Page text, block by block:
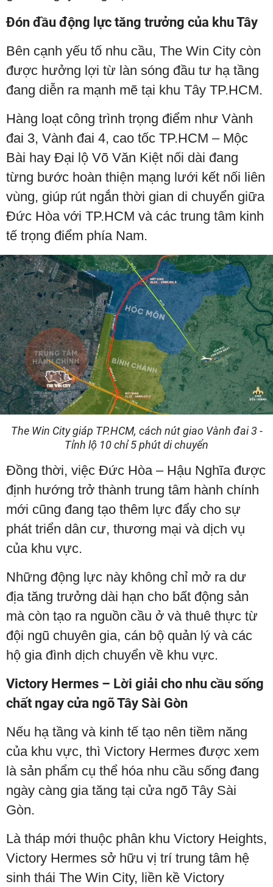
Đón đầu động lực tăng trưởng của khu Tây
Bên cạnh yếu tố nhu cầu, The Win City còn
được hưởng lợi từ làn sóng đầu tư hạ tầng
đang diễn ra mạnh mẽ tại khu Tây TP.HCM.
Hàng loạt công trình trọng điểm như Vành
đai 3, Vành đai 4, cao tốc TP.HCM – Mộc
Bài hay Đại lộ Võ Văn Kiệt nối dài đang
từng bước hoàn thiện mạng lưới kết nối liên
vùng, giúp rút ngắn thời gian di chuyển giữa
Đức Hòa với TP.HCM và các trung tâm kinh
tế trọng điểm phía Nam.
The Win City giáp TP.HCM, cách nút giao Vành đai 3 -
Tỉnh lộ 10 chỉ 5 phút di chuyển
Đồng thời, việc Đức Hòa – Hậu Nghĩa được
định hướng trở thành trung tâm hành chính
mới cũng đang tạo thêm lực đẩy cho sự
phát triển dân cư, thương mại và dịch vụ
của khu vực.
Những động lực này không chỉ mở ra dư
địa tăng trưởng dài hạn cho bất động sản
mà còn tạo ra nguồn cầu ở và thuê thực từ
đội ngũ chuyên gia, cán bộ quản lý và các
hộ gia đình dịch chuyển về khu vực.
Victory Hermes – Lời giải cho nhu cầu sống
chất ngay cửa ngõ Tây Sài Gòn
Nếu hạ tầng và kinh tế tạo nên tiềm năng
của khu vực, thì Victory Hermes được xem
là sản phẩm cụ thể hóa nhu cầu sống đang
ngày càng gia tăng tại cửa ngõ Tây Sài
Gòn.
Là tháp mới thuộc phân khu Victory Heights,
Victory Hermes sở hữu vị trí trung tâm hệ
sinh thái The Win City, liền kề Victory